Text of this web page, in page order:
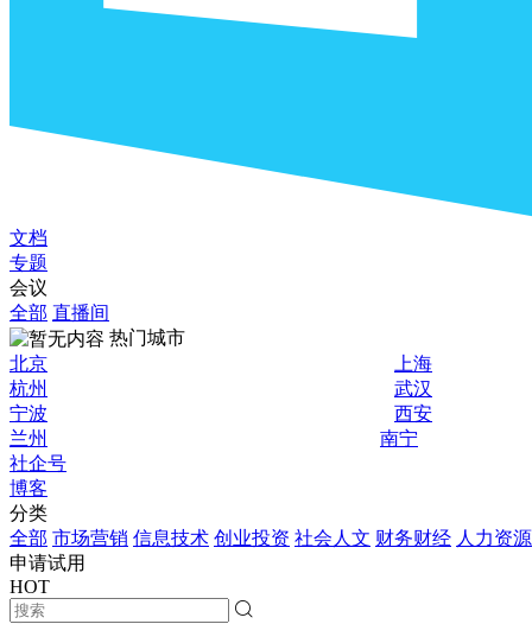
文档
专题
会议
全部 直播间
热门城市
北京
上海
杭州
武汉
宁波
西安
兰州
南宁
社企号
博客
分类
全部 市场营销 信息技术 创业投资 社会人文 财务财经 人力资源
申请试用
HOT